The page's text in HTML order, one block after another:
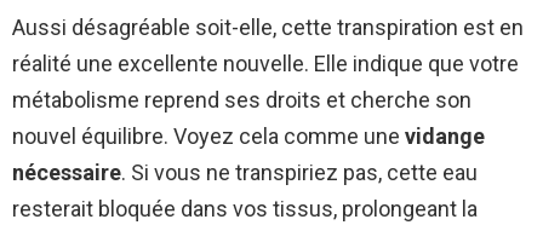
Aussi désagréable soit-elle, cette transpiration est en
réalité une excellente nouvelle. Elle indique que votre
métabolisme reprend ses droits et cherche son
nouvel équilibre. Voyez cela comme une vidange
nécessaire. Si vous ne transpiriez pas, cette eau
resterait bloquée dans vos tissus, prolongeant la